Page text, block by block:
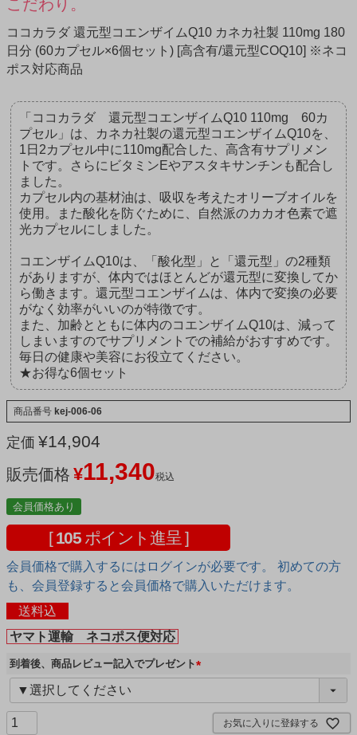
こだわり。
ココカラダ 還元型コエンザイムQ10 カネカ社製 110mg 180
日分 (60カプセル×6個セット) [高含有/還元型COQ10] ※ネコ
ポス対応商品
「ココカラダ 還元型コエンザイムQ10 110mg 60カ
プセル」は、カネカ社製の還元型コエンザイムQ10を、
1日2カプセル中に110mg配合した、高含有サプリメン
トです。さらにビタミンEやアスタキサンチンも配合し
ました。
カプセル内の基材油は、吸収を考えたオリーブオイルを
使用。また酸化を防ぐために、自然派のカカオ色素で遮
光カプセルにしました。
コエンザイムQ10は、「酸化型」と「還元型」の2種類
がありますが、体内ではほとんどが還元型に変換してか
ら働きます。還元型コエンザイムは、体内で変換の必要
がなく効率がいいのが特徴です。
また、加齢とともに体内のコエンザイムQ10は、減って
しまいますのでサプリメントでの補給がおすすめです。
毎日の健康や美容にお役立てください。
★お得な6個セット
商品番号 kej-006-06
定価 ¥14,904
販売価格 ¥11,340税込
会員価格あり
[ 105 ポイント進呈 ]
会員価格で購入するにはログインが必要です。 初めての方
も、会員登録すると会員価格で購入いただけます。
送料込
ヤマト運輸 ネコポス便対応
到着後、商品レビュー記入でプレゼント
お気に入りに登録する